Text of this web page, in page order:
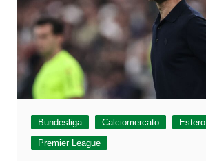
Bundesliga Calciomercato
Estero
Premier League